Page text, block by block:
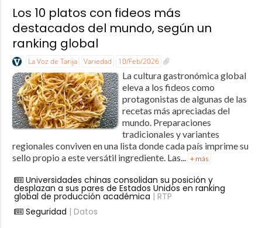
Los 10 platos con fideos más
destacados del mundo, según un
ranking global
La Voz de Tarija Variedad 10/Feb/2026
La cultura gastronómica global
eleva a los fideos como
protagonistas de algunas de las
recetas más apreciadas del
mundo. Preparaciones
tradicionales y variantes
regionales conviven en una lista donde cada país imprime su
sello propio a este versátil ingrediente. Las... + más
Universidades chinas consolidan su posición y
desplazan a sus pares de Estados Unidos en ranking
global de producción académica | RTP
Seguridad | Datos